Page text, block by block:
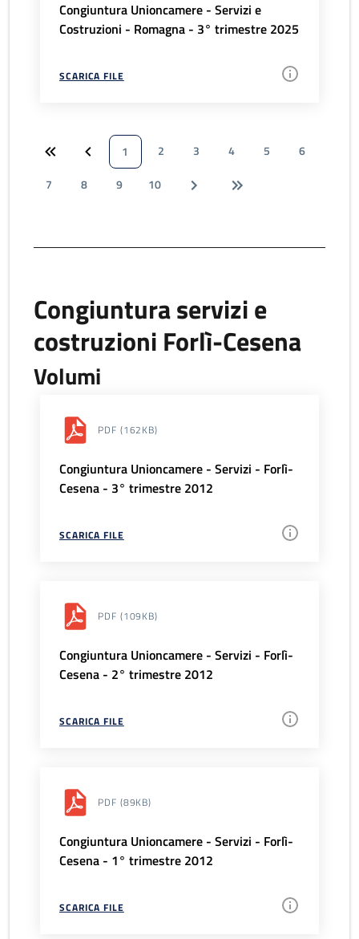
Congiuntura Unioncamere - Servizi e
Costruzioni - Romagna - 3° trimestre 2025
SCARICA FILE
1 2 3 4 5
6
7
8 9 10
Congiuntura servizi e
costruzioni Forlì-Cesena
Volumi
PDF (162KB)
Congiuntura Unioncamere - Servizi - Forlì-
Cesena - 3° trimestre 2012
SCARICA FILE
PDF (109KB)
Congiuntura Unioncamere - Servizi - Forlì-
Cesena - 2° trimestre 2012
SCARICA FILE
PDF (89KB)
Congiuntura Unioncamere - Servizi - Forlì-
Cesena - 1° trimestre 2012
SCARICA FILE